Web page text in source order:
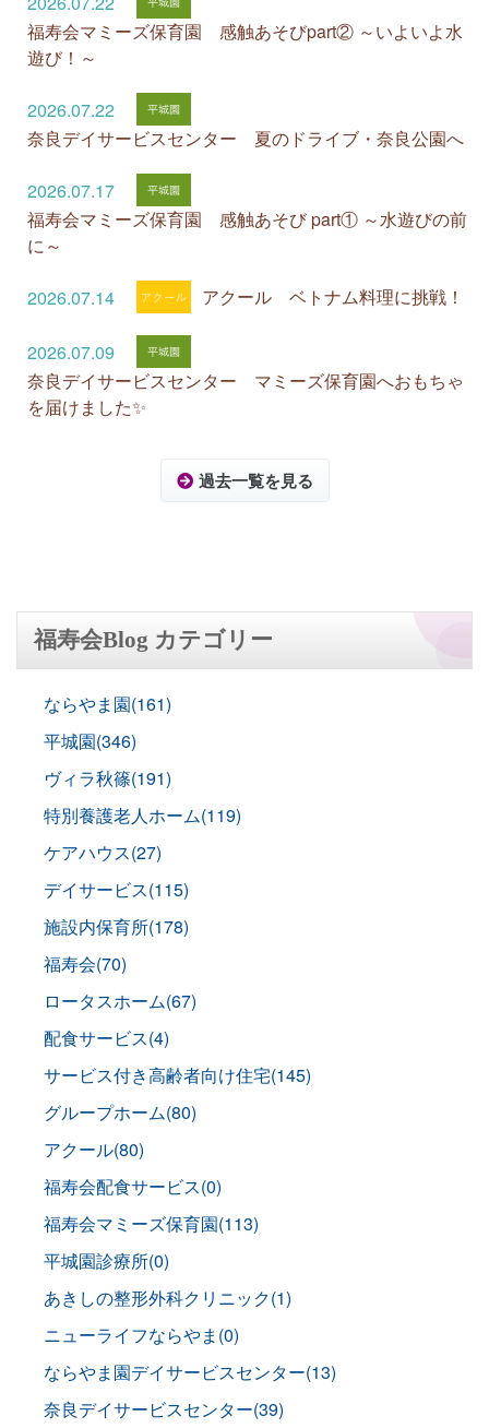
福寿会マミーズ保育園 感触あそびpart② ～いよいよ水
遊び！～
2026.07.22
奈良デイサービスセンター 夏のドライブ・奈良公園へ
2026.07.17
福寿会マミーズ保育園 感触あそび part① ～水遊びの前
に～
2026.07.14 アクール ベトナム料理に挑戦！
2026.07.09
奈良デイサービスセンター マミーズ保育園へおもちゃ
を届けました✨
過去一覧を見る
福寿会Blog カテゴリー
ならやま園(161)
平城園(346)
ヴィラ秋篠(191)
特別養護老人ホーム(119)
ケアハウス(27)
デイサービス(115)
施設内保育所(178)
福寿会(70)
ロータスホーム(67)
配食サービス(4)
サービス付き高齢者向け住宅(145)
グループホーム(80)
アクール(80)
福寿会配食サービス(0)
福寿会マミーズ保育園(113)
平城園診療所(0)
あきしの整形外科クリニック(1)
ニューライフならやま(0)
ならやま園デイサービスセンター(13)
奈良デイサービスセンター(39)